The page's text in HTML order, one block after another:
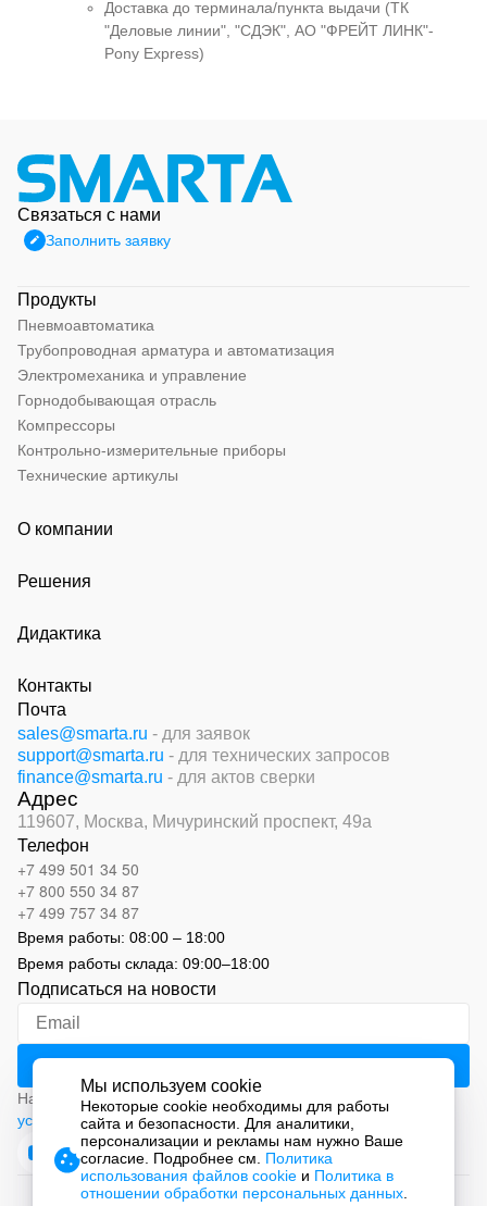
Доставка до терминала/пункта выдачи (ТК
"Деловые линии", "СДЭК", АО "ФРЕЙТ ЛИНК"-
Pony Express)
Связаться с нами
Заполнить заявку
Продукты
Пневмоавтоматика
Трубопроводная арматура и автоматизация
Электромеханика и управление
Горнодобывающая отрасль
Компрессоры
Контрольно-измерительные приборы
Технические артикулы
О компании
Решения
Дидактика
Контакты
Почта
sales@smarta.ru - для заявок
support@smarta.ru - для технических запросов
finance@smarta.ru - для актов сверки
Адрес
119607, Москва, Мичуринский проспект, 49а
Телефон
+7 499 501 34 50
+7 800 550 34 87
+7 499 757 34 87
Время работы: 08:00 – 18:00
Время работы склада: 09:00–18:00
Подписаться на новости
Нажимая на кнопку «Подписаться», вы соглашаетесь с
условиями обработки персональных данных
Мы используем cookie
Некоторые cookie необходимы для работы
сайта и безопасности. Для аналитики,
персонализации и рекламы нам нужно Ваше
согласие. Подробнее см. Политика
использования файлов cookie и Политика в
отношении обработки персональных данных